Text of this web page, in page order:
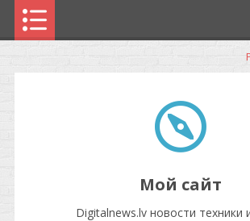
Мой сайт
Digitalnews.lv новости техники